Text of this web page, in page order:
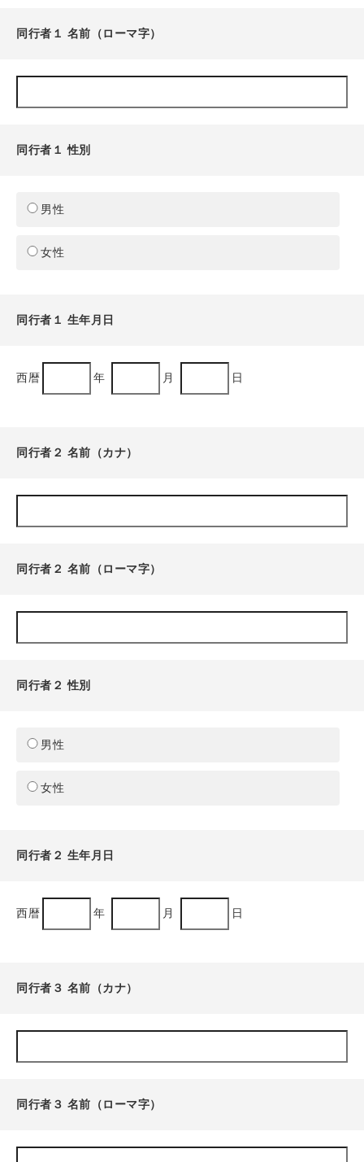
同行者１ 名前（ローマ字）
同行者１ 性別
男性
女性
同行者１ 生年月日
西暦 年 月 日
同行者２ 名前（カナ）
同行者２ 名前（ローマ字）
同行者２ 性別
男性
女性
同行者２ 生年月日
西暦 年 月 日
同行者３ 名前（カナ）
同行者３ 名前（ローマ字）